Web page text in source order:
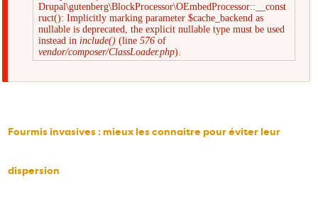
Message
d'erreur
Drupal\gutenberg\BlockProcessor\OEmbedProcessor::__const
ruct(): Implicitly marking parameter $cache_backend as
nullable is deprecated, the explicit nullable type must be used
instead in include() (line576 of
vendor/composer/ClassLoader.php).
Fourmis invasives : mieux les connaitre pour éviter leur
dispersion